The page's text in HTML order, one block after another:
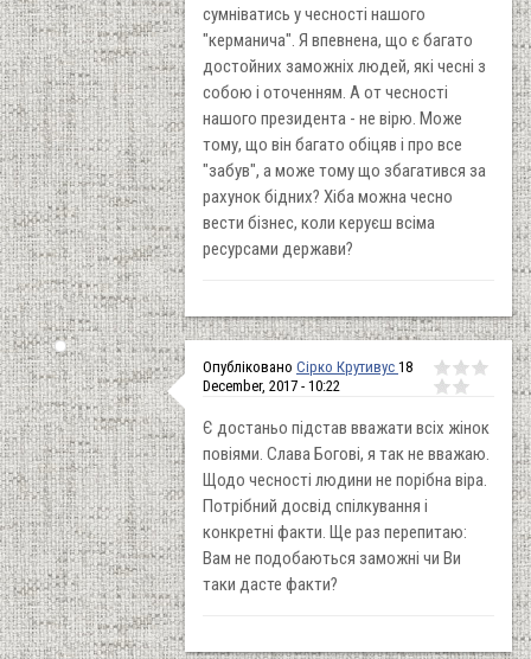
сумніватись у чесності нашого
"керманича". Я впевнена, що є багато
достойних заможніх людей, які чесні з
собою і оточенням. А от чесності
нашого президента - не вірю. Може
тому, що він багато обіцяв і про все
"забув", а може тому що збагатився за
рахунок бідних? Хіба можна чесно
вести бізнес, коли керуєш всіма
ресурсами держави?
Опубліковано Сірко Крутивус 18
December, 2017 - 10:22
Є достаньо підстав вважати всіх жінок
повіями. Слава Богові, я так не вважаю.
Щодо чесності людини не порібна віра.
Потрібний досвід спілкування і
конкретні факти. Ще раз перепитаю:
Вам не подобаються заможні чи Ви
таки дасте факти?